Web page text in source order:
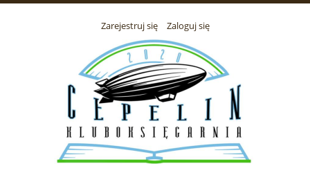
Zarejestruj się Zaloguj się